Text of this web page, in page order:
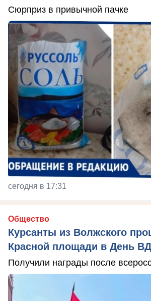
Сюрприз в привычной пачке
сегодня в 17:31
Общество
Курсанты из Волжского
Красной площади в День
Получили награды после